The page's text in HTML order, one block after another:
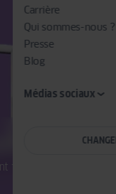
Carrière
Qui sommes-nous ?
Presse
Blog
Médias sociaux
facilement les